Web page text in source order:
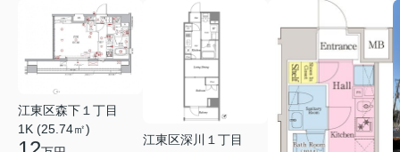
江東区森下１丁目
1K (25.74㎡)
江東区深川１丁目